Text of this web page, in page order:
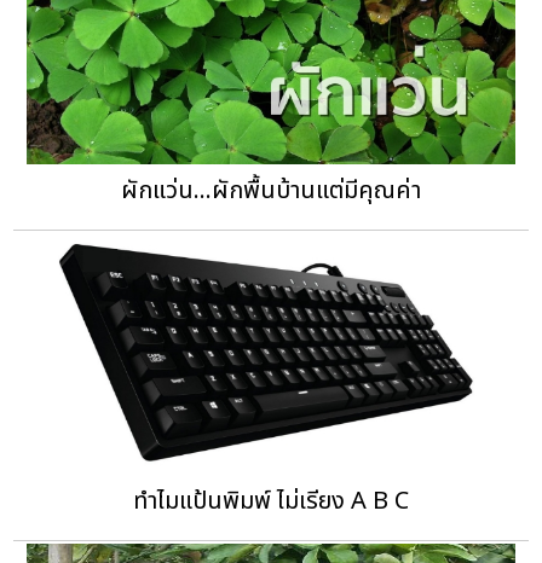
ผักแว่น...ผักพื้นบ้านแต่มีคุณค่า
ทำไมแป้นพิมพ์ ไม่เรียง A B C